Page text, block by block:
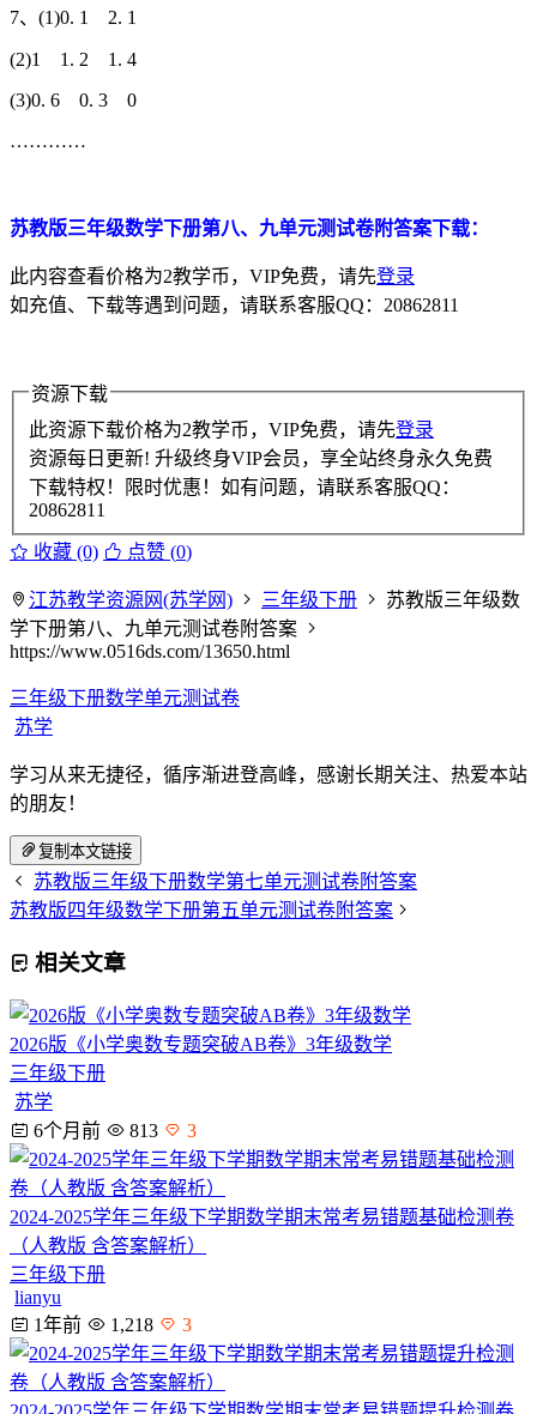
7、(1)0. 1 2. 1
(2)1 1. 2 1. 4
(3)0. 6 0. 3 0
…………
苏教版三年级数学下册第八、九单元测试卷附答案下载：
此内容查看价格为2教学币，VIP免费，请先登录
如充值、下载等遇到问题，请联系客服QQ：20862811
资源下载
此资源下载价格为2教学币，VIP免费，请先登录
资源每日更新! 升级终身VIP会员，享全站终身永久免费
下载特权！限时优惠！如有问题，请联系客服QQ：
20862811
收藏 (0) 点赞 (0)
江苏教学资源网(苏学网) 三年级下册
苏教版三年级数
学下册第八、九单元测试卷附答案
https://www.0516ds.com/13650.html
三年级下册数学单元测试卷
苏学
学习从来无捷径，循序渐进登高峰，感谢长期关注、热爱本站
的朋友！
复制本文链接
苏教版三年级下册数学第七单元测试卷附答案
苏教版四年级数学下册第五单元测试卷附答案
相关文章
2026版《小学奥数专题突破AB卷》3年级数学
三年级下册
苏学
6个月前
813 3
2024-2025学年三年级下学期数学期末常考易错题基础检测卷
（人教版 含答案解析）
三年级下册
lianyu
1年前
1,218 3